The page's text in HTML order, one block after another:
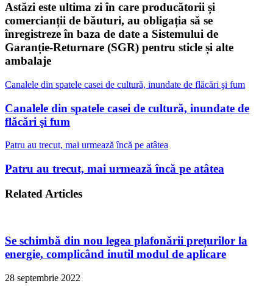
Astăzi este ultima zi în care producătorii și
comercianții de băuturi, au obligația să se
înregistreze în baza de date a Sistemului de
Garanție-Returnare (SGR) pentru sticle și alte
ambalaje
Canalele din spatele casei de cultură, inundate de flăcări şi fum
Canalele din spatele casei de cultură, inundate de
flăcări şi fum
Patru au trecut, mai urmează încă pe atâtea
Patru au trecut, mai urmează încă pe atâtea
Related Articles
Se schimbă din nou legea plafonării prețurilor la
energie, complicând inutil modul de aplicare
28 septembrie 2022